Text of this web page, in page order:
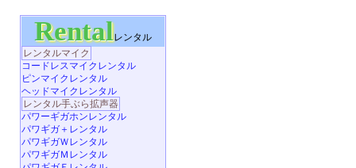
Rentalレンタル
レンタルマイク
コードレスマイクレンタル
ピンマイクレンタル
ヘッドマイクレンタル
レンタル手ぶら拡声器
パワーギガホンレンタル
パワギガ＋レンタル
パワギガＷレンタル
パワギガＭレンタル